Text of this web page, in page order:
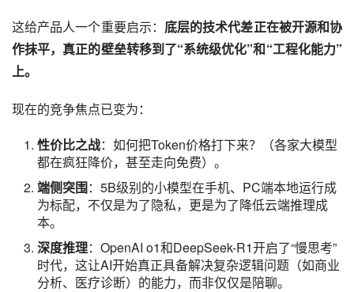
这给产品人一个重要启示： 底层的技术代差正在被开源和协
作抹平，真正的壁垒转移到了“系统级优化”和“工程化能力”
上。
现在的竞争焦点已变为：
性价比之战：如何把Token价格打下来？（各家大模型
都在疯狂降价，甚至走向免费）。
端侧突围：5B级别的小模型在手机、PC端本地运行成
为标配，不仅是为了隐私，更是为了降低云端推理成
本。
深度推理：OpenAI o1和DeepSeek-R1开启了“慢思考”
时代，这让AI开始真正具备解决复杂逻辑问题（如商业
分析、医疗诊断）的能力，而非仅仅是陪聊。